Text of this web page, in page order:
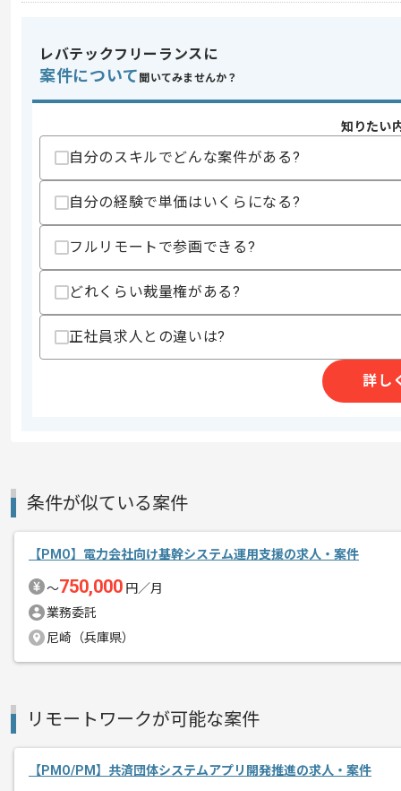
スキル
・システム開発における工程管理や
・クライアント折衝経験（主体的に会
・進捗、課題、リスク管理の実務経験
・設計書レビュー経験
・プロジェクト計画書などの上流ドキ
歓迎スキル
・公共系案件の参画経験
・コンサルティングファーム案件の参画
スキルに不安がある方へ
その他募集要項
エージェントからのコ
レバテックフリーランスに
案件について 聞いてみませんか？
知りたい
自分のスキルでどんな案件がある?
自分の経験で単価はいくらになる?
フルリモートで参画できる?
どれくらい裁量権がある?
正社員求人との違いは?
詳し
条件が似ている案件
【PMO】電力会社向け基幹システム運用支援の求人・案件
〜750,000 円／月
業務委託
尼崎（兵庫県）
リモートワークが可能な案件
【PMO/PM】共済団体システムアプリ開発推進の求人・案件